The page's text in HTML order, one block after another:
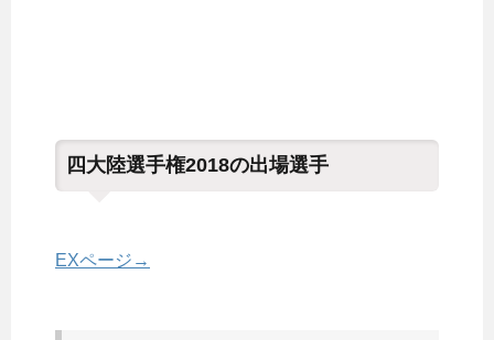
四大陸選手権2018の出場選手
EXページ→